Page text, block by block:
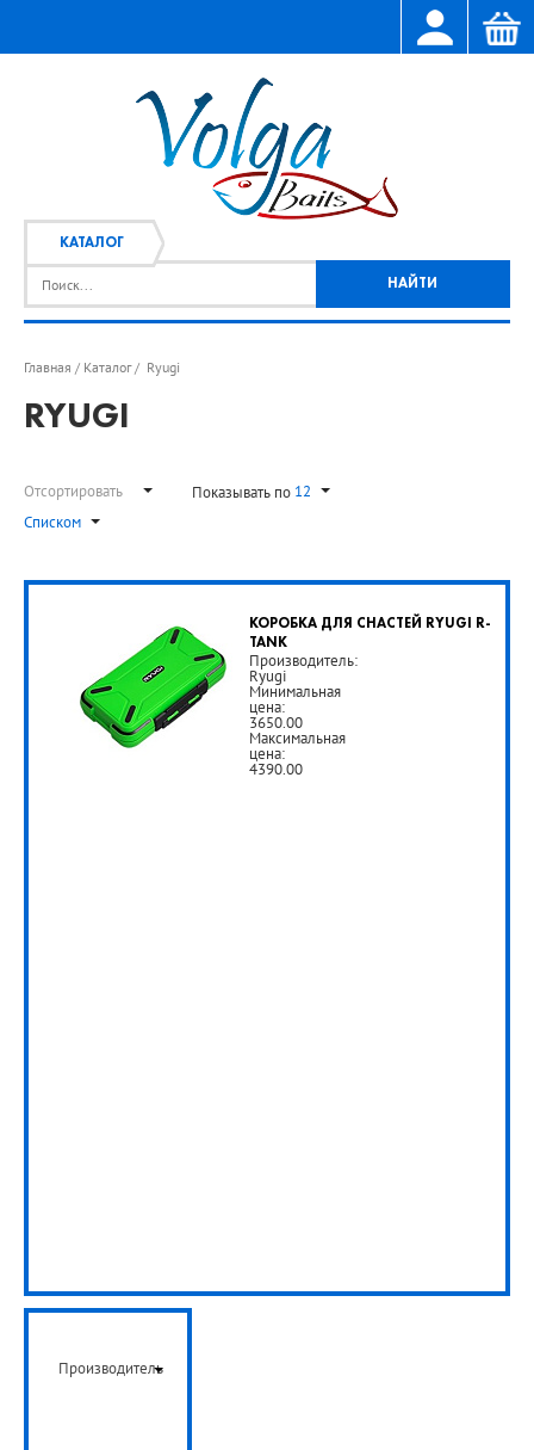
КАТАЛОГ
Главная / Каталог / Ryugi
RYUGI
Отсортировать Показывать по 12
Списком
КОРОБКА ДЛЯ СНАСТЕЙ RYUGI R-
TANK
Производитель:
Ryugi
Минимальная
цена:
3650.00
Максимальная
цена:
4390.00
Производитель